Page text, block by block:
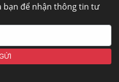
bạn để nhận thông tin tư